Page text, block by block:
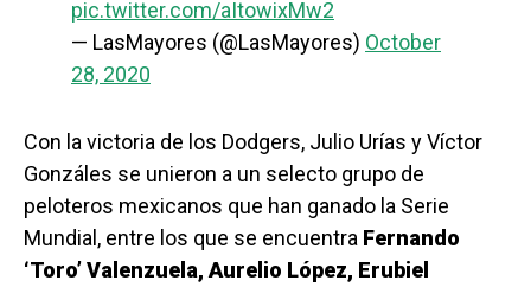
pic.twitter.com/aItowixMw2
— LasMayores (@LasMayores) October
28, 2020
Con la victoria de los Dodgers, Julio Urías y Víctor
Gonzáles se unieron a un selecto grupo de
peloteros mexicanos que han ganado la Serie
Mundial, entre los que se encuentra Fernando
‘Toro’ Valenzuela, Aurelio López, Erubiel